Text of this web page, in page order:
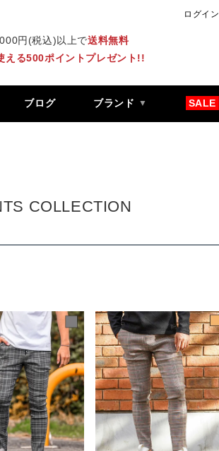
ログイン
円(税込)以上で送料無料
える500ポイントプレゼント!!
ブログ ブランド SALE
COLLECTION